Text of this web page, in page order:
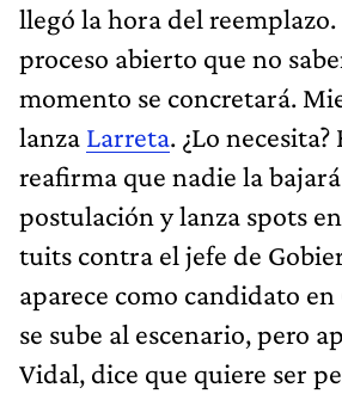
llegó la hora del reemplazo.
proceso abierto que no
momento se concretará.
lanza Larreta. ¿Lo
reafirma que nadie la
postulación y lanza spots
tuits contra el jefe de
aparece como candidato en
se sube al escenario, pero
Vidal, dice que quiere ser